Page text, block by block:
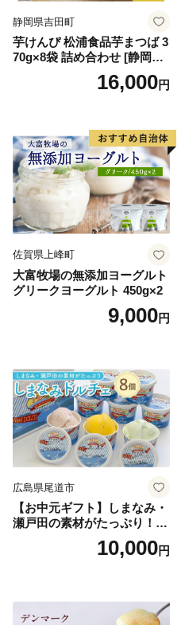
イン
静岡県吉田町
芋けんぴ 松浦食品芋まつば 3
70g×8袋 詰め合わせ [静岡伊
勢丹(松浦食品) 静岡県 吉田町
22424274] 芋ケンピ セット
16,000円
佐賀県上峰町
大富牧場の無添加ヨーグルト
グリークヨーグルト 450g×2
9,000円
広島県尾道市
【お中元ギフト】しまなみ・
瀬戸田の素材がたっぷり！ジ
10,000円